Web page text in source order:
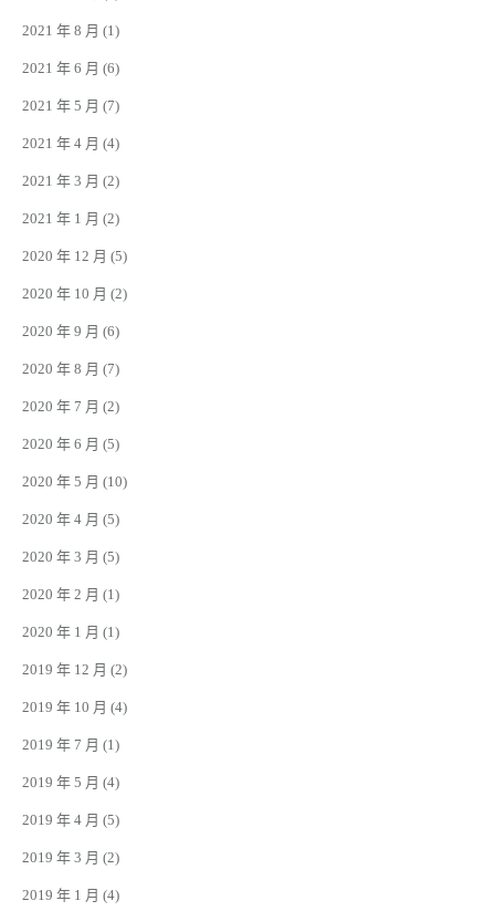
2021 年 8 月 (1)
2021 年 6 月 (6)
2021 年 5 月 (7)
2021 年 4 月 (4)
2021 年 3 月 (2)
2021 年 1 月 (2)
2020 年 12 月 (5)
2020 年 10 月 (2)
2020 年 9 月 (6)
2020 年 8 月 (7)
2020 年 7 月 (2)
2020 年 6 月 (5)
2020 年 5 月 (10)
2020 年 4 月 (5)
2020 年 3 月 (5)
2020 年 2 月 (1)
2020 年 1 月 (1)
2019 年 12 月 (2)
2019 年 10 月 (4)
2019 年 7 月 (1)
2019 年 5 月 (4)
2019 年 4 月 (5)
2019 年 3 月 (2)
2019 年 1 月 (4)